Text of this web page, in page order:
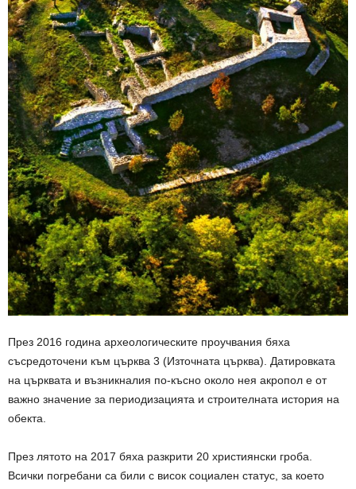
През 2016 година археологическите проучвания бяха
съсредоточени към църква 3 (Източната църква). Датировката
на църквата и възникналия по-късно около нея акропол е от
важно значение за периодизацията и строителната история на
обекта.
През лятото на 2017 бяха разкрити 20 християнски гроба.
​В​сички погребани са били с висок социален статус, за което